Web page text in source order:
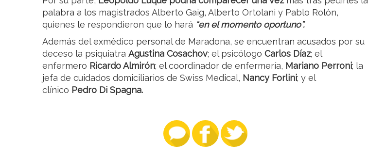
palabra a los magistrados Alberto Gaig, Alberto Ortolani y Pablo Rolón,
quienes le respondieron que lo hará “en el momento oportuno”.
Además del exmédico personal de Maradona, se encuentran acusados por su
deceso la psiquiatra Agustina Cosachov; el psicólogo Carlos Díaz; el
enfermero Ricardo Almirón; el coordinador de enfermería, Mariano Perroni; la
jefa de cuidados domiciliarios de Swiss Medical, Nancy Forlini; y el
clínico Pedro Di Spagna.